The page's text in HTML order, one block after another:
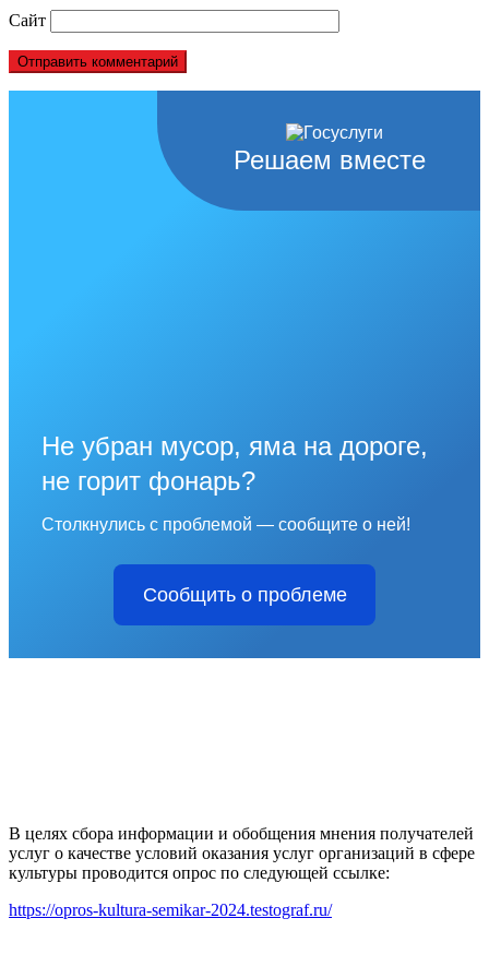
Сайт
Решаем вместе
Не убран мусор, яма на дороге,
не горит фонарь?
Столкнулись с проблемой — сообщите о ней!
Сообщить о проблеме
В целях сбора информации и обобщения мнения получателей
услуг о качестве условий оказания услуг организаций в сфере
культуры проводится опрос по следующей ссылке:
https://opros-kultura-semikar-2024.testograf.ru/